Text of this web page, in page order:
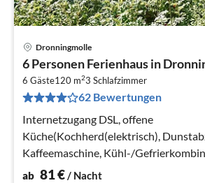
Dronningmolle
6 Personen Ferienhaus in
6 Gäste120 m23 Schlafzimmer
62 Bewertungen
Internetzugang DSL, offene
Küche(Kochherd(elektrisch),
Kaffeemaschine, Kühl-/
Waschmaschine)
ab 81€/ Nacht